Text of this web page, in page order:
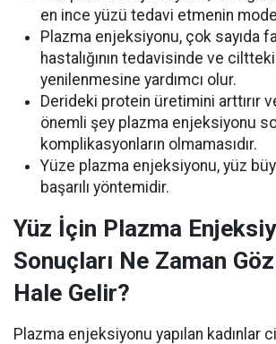
en ince yüzü tedavi etmenin
Plazma enjeksiyonu, çok sayıda
hastalığının tedavisinde ve
yenilenmesine yardımcı olur.
Derideki protein üretimini arttırır
önemli şey plazma enjeksiyonu
komplikasyonların olmamasıdır.
Yüze plazma enjeksiyonu, yüz
başarılı yöntemidir.
Yüz İçin Plazma
Sonuçları Ne Zaman
Hale Gelir?
Plazma enjeksiyonu yapılan kadınlar